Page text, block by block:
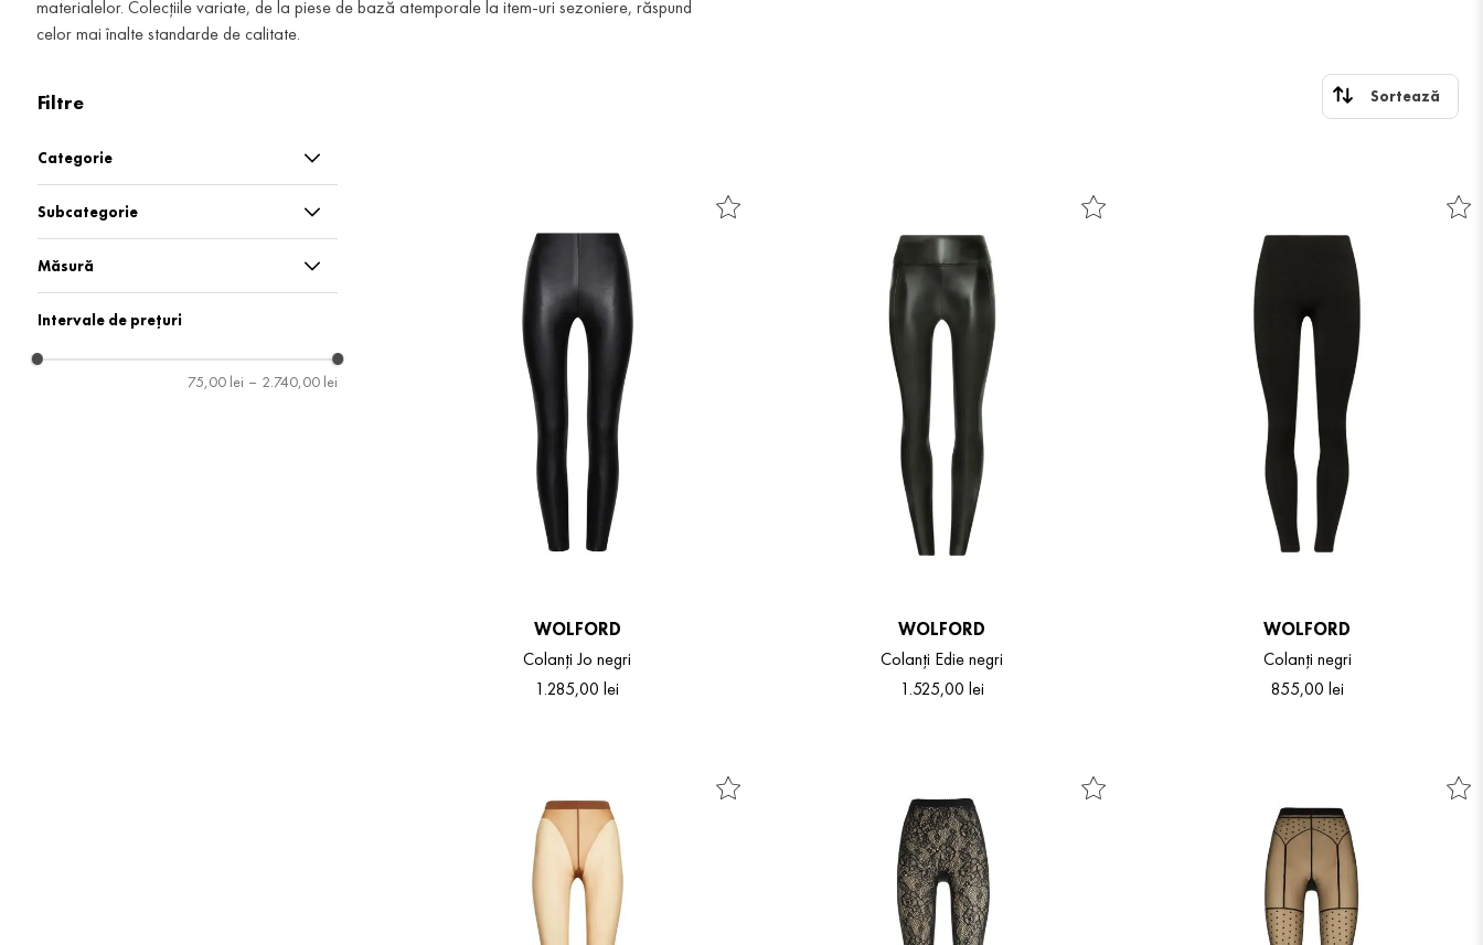
materialelor. Colecțiile variate, de la piese de bază atemporale la item-uri sezoniere, răspund
celor mai înalte standarde de calitate.
Filtre
Categorie
Blugi și pantaloni
Bluze și pulovere
Botine și cizme
Lenjerie
Subcategorie
Bluze
Cizme
Dresuri
Măsură
36
38
Intervale de prețuri
75,00 lei – 2.740,00 lei
WOLFORD
Colanți Jo negri
1.285,00 lei
WOLFORD
Colanți Edie negri
1.525,00 lei
WOLFORD
Colanți negri
855,00 lei